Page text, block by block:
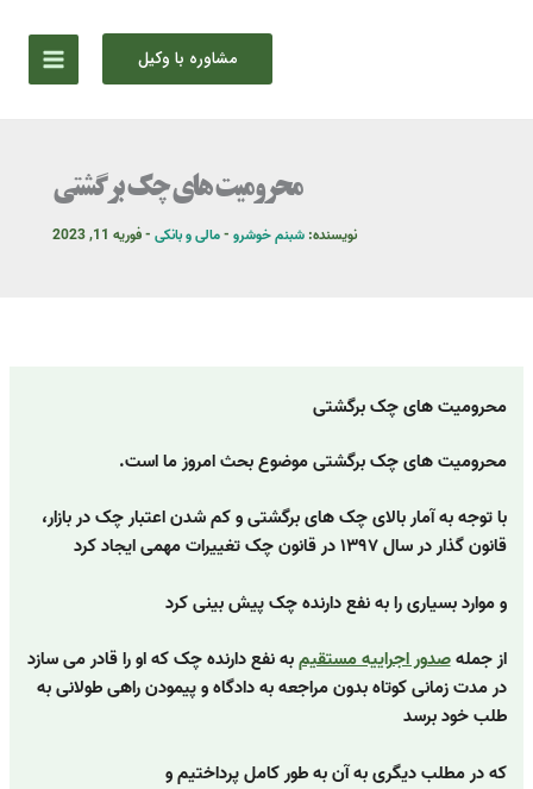
مشاوره با وکیل
محرومیت های چک برگشتی
نویسنده: شبنم خوشرو -مالی و بانکی -فوریه 11, 2023
محرومیت های چک برگشتی
محرومیت های چک برگشتی موضوع بحث امروز ما است.
با توجه به آمار بالای چک های برگشتی و کم شدن اعتبار چک در بازار،
قانون گذار در سال ۱۳۹۷ در قانون چک تغییرات مهمی ایجاد کرد
و موارد بسیاری را به نفع دارنده چک پیش بینی کرد
از جملهصدور اجراییه مستقیمبه نفع دارنده چک که او را قادر می سازد
در مدت زمانی کوتاه بدون مراجعه به دادگاه و پیمودن راهی طولانی به
طلب خود برسد
که در مطلب دیگری به آن به طور کامل پرداختیم و